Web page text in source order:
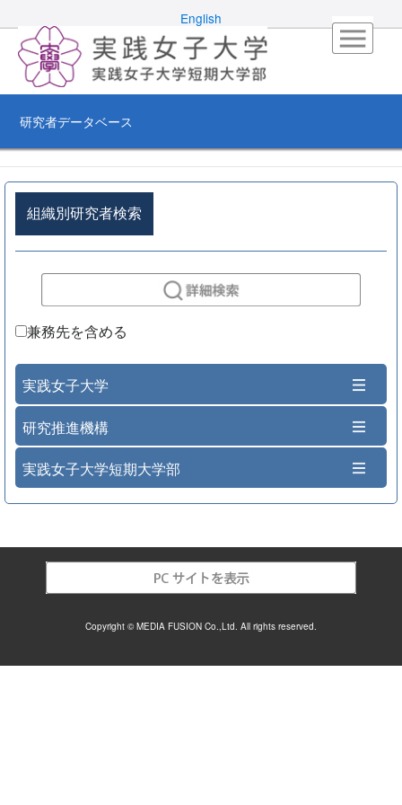
English
研究者データベース
組織別研究者検索
兼務先を含める
実践女子大学
研究推進機構
実践女子大学短期大学部
Copyright © MEDIA FUSION Co.,Ltd. All rights reserved.